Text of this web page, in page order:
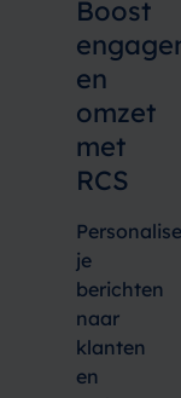
Boost
en
omzet
met
RCS
je
berichten
naar
klanten
en